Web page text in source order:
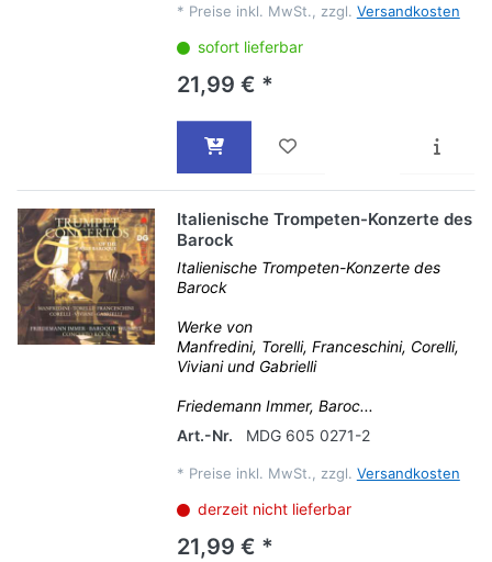
* Preise inkl. MwSt., zzgl. Versandkosten
sofort lieferbar
21,99 € *
Italienische Trompeten-Konzerte des
Barock
Italienische Trompeten-Konzerte des
Barock
Werke von
Manfredini, Torelli, Franceschini, Corelli,
Viviani und Gabrielli
Friedemann Immer, Baroc...
Art.-Nr.
MDG 605 0271-2
* Preise inkl. MwSt., zzgl. Versandkosten
derzeit nicht lieferbar
21,99 € *